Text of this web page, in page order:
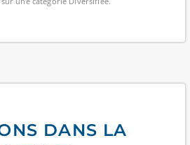
DANS LA